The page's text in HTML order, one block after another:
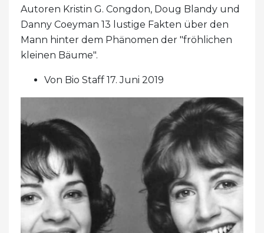
Autoren Kristin G. Congdon, Doug Blandy und
Danny Coeyman 13 lustige Fakten über den
Mann hinter dem Phänomen der "fröhlichen
kleinen Bäume".
Von Bio Staff 17. Juni 2019